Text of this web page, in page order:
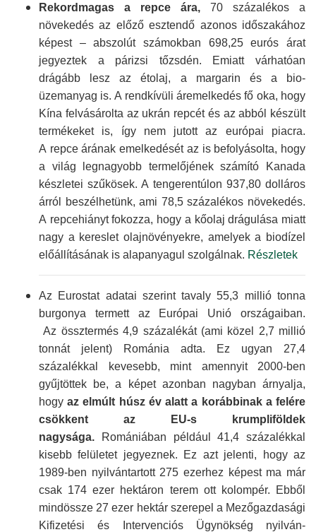
Rekordmagas a repce ára, 70 százalékos a
növekedés az előző esztendő azonos időszakához
képest – abszolút számokban 698,25 eurós árat
jegyeztek a párizsi tőzsdén. Emiatt várhatóan
drágább lesz az étolaj, a margarin és a bio­
üzemanyag is. A rend­kívüli áremel­kedés fő oka, hogy
Kína felvásárolta az ukrán repcét és az abból készült
termékeket is, így nem jutott az európai piacra.
A repce árának emelke­dését az is befolyá­solta, hogy
a világ leg­nagyobb termelő­jének számító Kanada
készletei szűkösek. A tengeren­túlon 937,80 dolláros
árról beszél­hetünk, ami 78,5 százalékos növekedés.
A repce­hiányt fokozza, hogy a kőolaj drágulása miatt
nagy a kereslet olaj­növényekre, amelyek a biodízel
előállí­tásának is alap­anyagul szolgálnak. Részletek
Az Eurostat adatai szerint tavaly 55,3 millió tonna
burgonya termett az Európai Unió országaiban.
Az össz­termés 4,9 százalékát (ami közel 2,7 millió
tonnát jelent) Románia adta. Ez ugyan 27,4
százalékkal kevesebb, mint amennyit 2000-ben
gyűjtöttek be, a képet azonban nagyban árnyalja,
hogyaz elmúlt húsz év alatt a korábbinak a felére
csökkent az EU-s krumpli­földek
nagysága.
Romániában például 41,4 százalékkal
kisebb felületet jegyeznek. Ez azt jelenti, hogy az
1989-ben nyilvántartott 275 ezerhez képest ma már
csak 174 ezer hektáron terem ott kolompér. Ebből
mind­össze 27 ezer hektár szerepel a Mező­gazdasági
Kifizetési és Inter­venciós Ügynökség nyilván­